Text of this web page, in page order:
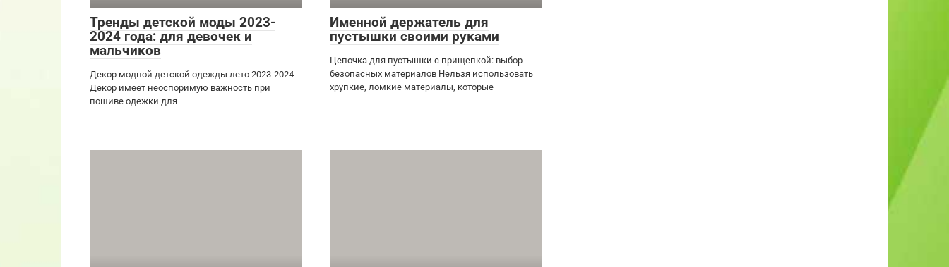
Тренды детской моды 2023-
2024 года: для девочек и
мальчиков
Декор модной детской одежды лето 2023-2024
Декор имеет неоспоримую важность при
пошиве одежки для
Именной держатель для
пустышки своими руками
Цепочка для пустышки с прищепкой: выбор
безопасных материалов Нельзя использовать
хрупкие, ломкие материалы, которые